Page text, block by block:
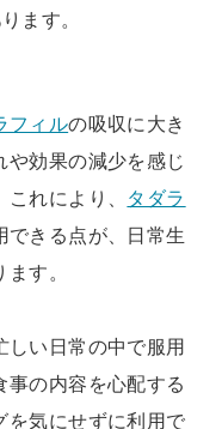
ます。
フィルの吸収に大き
や効果の減少を感じ
れにより、 タダラ
できる点が、日常生
す。
しい日常の中で服用
事の内容を心配する
を気にせずに利用で